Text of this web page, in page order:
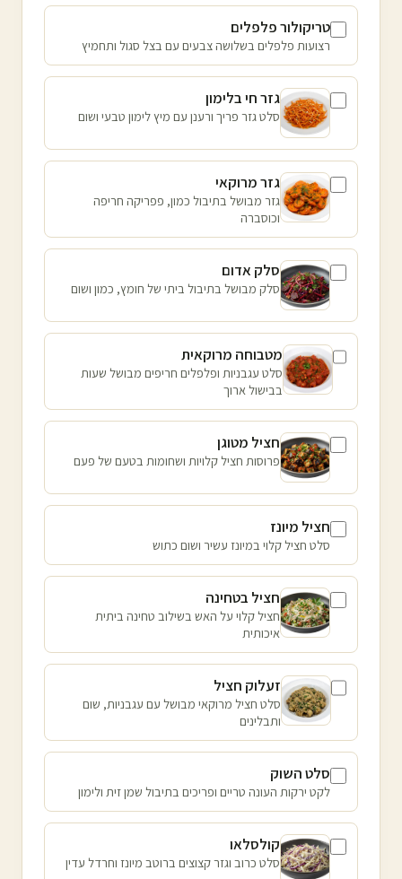
טריקולור פלפלים
רצועות פלפלים בשלושה צבעים עם בצל סגול ותחמיץ
גזר חי בלימון
סלט גזר פריך ורענן עם מיץ לימון טבעי ושום
גזר מרוקאי
גזר מבושל בתיבול כמון, פפריקה חריפה
וכוסברה
סלק אדום
סלק מבושל בתיבול ביתי של חומץ, כמון ושום
מטבוחה מרוקאית
סלט עגבניות ופלפלים חריפים מבושל שעות
בבישול ארוך
חציל מטוגן
פרוסות חציל קלויות ושחומות בטעם של פעם
חציל מיונז
סלט חציל קלוי במיונז עשיר ושום כתוש
חציל בטחינה
חציל קלוי על האש בשילוב טחינה ביתית
איכותית
זעלוק חציל
סלט חציל מרוקאי מבושל עם עגבניות, שום
ותבלינים
סלט השוק
לקט ירקות העונה טריים ופריכים בתיבול שמן זית ולימון
קולסלאו
סלט כרוב וגזר קצוצים ברוטב מיונז וחרדל עדין